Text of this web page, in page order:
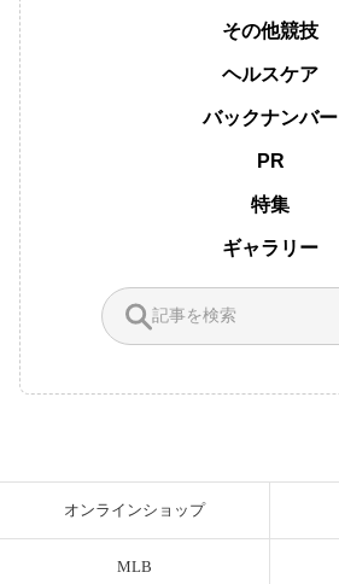
その他競技
ヘルスケア
バックナンバー
PR
特集
ギャラリー
オンラインショップ
MLB